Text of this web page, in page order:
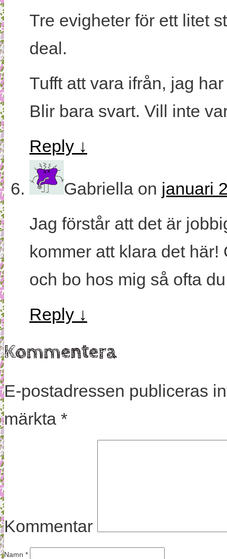
Tre evigheter för ett litet
deal.
Tufft att vara ifrån, jag
Blir bara svart. Vill inte
Reply ↓
Gabriella on januari
Jag förstår att det är
kommer att klara det
och bo hos mig så ofta
Reply ↓
Kommentera
E-postadressen publiceras
märkta *
Kommentar
Namn *